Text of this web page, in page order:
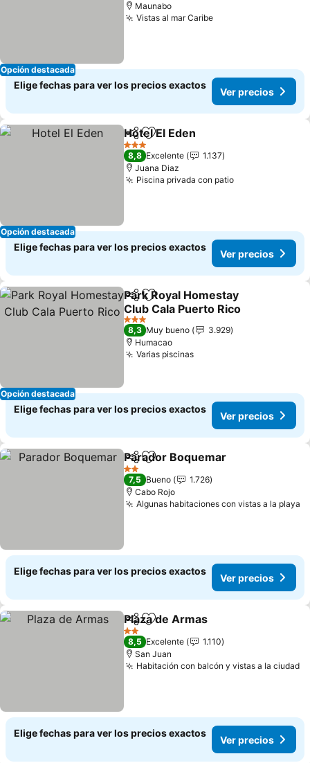
Opción destacada
Maunabo
Vistas al mar CaribeVer precios
Elige fechas para ver los precios exactos
Ver precios
Opción destacada
CompartirAgregar a favoritos
Hotel El Eden
3 Estrellas
8,8 Excelente
1.137
Juana Diaz
Piscina privada con patioVer precios
Elige fechas para ver los precios exactos
Ver precios
Opción destacada
CompartirAgregar a favoritos
Park Royal Homestay
Club Cala Puerto Rico
Ver precios
3 Estrellas
8,3 Muy bueno
3.929
Humacao
Varias piscinasVer precios
Elige fechas para ver los precios exactos
Ver precios
CompartirAgregar a favoritos
Parador Boquemar
2 Estrellas
7,5 Bueno
1.726
Cabo Rojo
Algunas habitaciones con vistas a la playa
Elige fechas para ver los precios exactos
Ver precios
CompartirAgregar a favoritos
Plaza de Armas
2 Estrellas
8,5 Excelente
1.110
San Juan
Habitación con balcón y vistas a la ciudad
Elige fechas para ver los precios exactos
Ver precios